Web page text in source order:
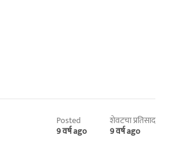
Posted
9 वर्ष ago
शेवटचा प्रतिसाद
9 वर्ष ago